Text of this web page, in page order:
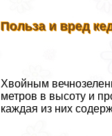
Польза и вред
Хвойным
метров в высоту и
каждая из них